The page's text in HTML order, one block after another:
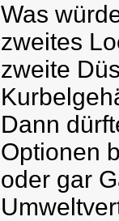
Was
zweites
zweite
Dann
Optionen
oder gar